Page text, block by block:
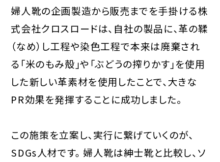
婦人靴の企画製造から販売までを手掛ける株
式会社クロスロードは、自社の製品に、革の鞣
（なめ）し工程や染色工程で本来は廃棄され
る「米のもみ殻」や「ぶどうの搾りかす」を使用
した新しい革素材を使用したことで、大きな
PR効果を発揮することに成功しました。
この施策を立案し、実行に繋げていくのが、
SDGs人材です。 婦人靴は紳士靴と比較し、ソ